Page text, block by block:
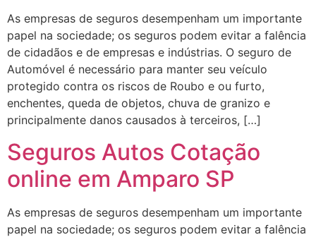
As empresas de seguros desempenham um importante
papel na sociedade; os seguros podem evitar a falência
de cidadãos e de empresas e indústrias. O seguro de
Automóvel é necessário para manter seu veículo
protegido contra os riscos de Roubo e ou furto,
enchentes, queda de objetos, chuva de granizo e
principalmente danos causados à terceiros, […]
Seguros Autos Cotação
online em Amparo SP
As empresas de seguros desempenham um importante
papel na sociedade; os seguros podem evitar a falência